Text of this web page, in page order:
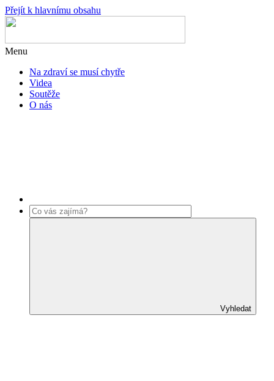
Přejít k hlavnímu obsahu
Menu
Na zdraví se musí chytře
Videa
Soutěže
O nás
Vyhledat